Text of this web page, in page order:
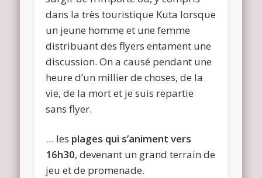
dans la très touristique Kuta lorsque
un jeune homme et une femme
distribuant des flyers entament une
discussion. On a causé pendant une
heure d’un millier de choses, de la
vie, de la mort et je suis repartie
sans flyer.
… les plages qui s’animent vers
16h30, devenant un grand terrain de
jeu et de promenade.